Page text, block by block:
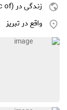
زندگی در Iran (Islamic Republic of)
واقع در تبریز